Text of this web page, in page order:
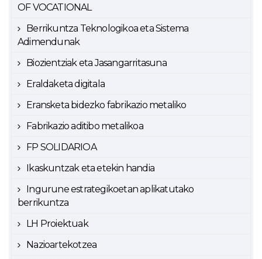
OF VOCATIONAL
Berrikuntza Teknologikoa eta Sistema
Adimendunak
Biozientziak eta Jasangarritasuna
Eraldaketa digitala
Eransketa bidezko fabrikazio metaliko
Fabrikazio aditibo metalikoa
FP SOLIDARIOA
Ikaskuntzak eta etekin handia
Ingurune estrategikoetan aplikatutako
berrikuntza
LH Proiektuak
Nazioartekotzea